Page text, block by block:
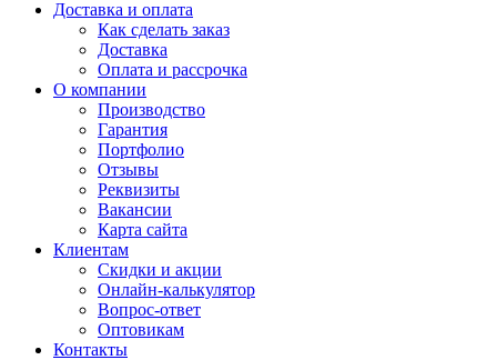
Доставка и оплата
Как сделать заказ
Доставка
Оплата и рассрочка
О компании
Производство
Гарантия
Портфолио
Отзывы
Реквизиты
Вакансии
Карта сайта
Клиентам
Скидки и акции
Онлайн-калькулятор
Вопрос-ответ
Оптовикам
Контакты